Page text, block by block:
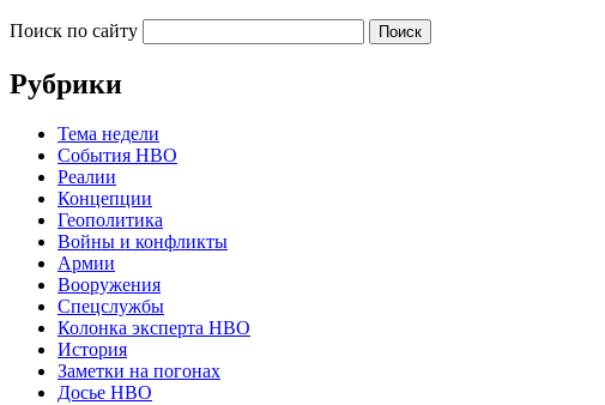
Поиск по сайту
Рубрики
Тема недели
События НВО
Реалии
Концепции
Геополитика
Войны и конфликты
Армии
Вооружения
Спецслужбы
Колонка эксперта НВО
История
Заметки на погонах
Досье НВО